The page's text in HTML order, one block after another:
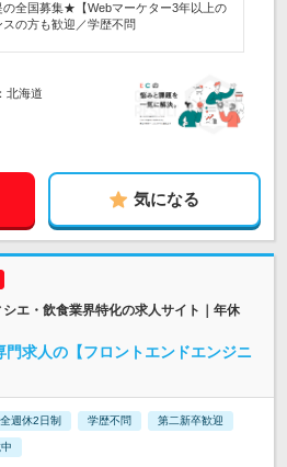
全国募集★【Webマーケター3年以上の
の方も歓迎／学歴不問
北海道
気になる
エ・飲食業界特化の求人サイト｜年休
門求人の【フロントエンドエンジニ
週休2日制 学歴不問 第二新卒歓迎